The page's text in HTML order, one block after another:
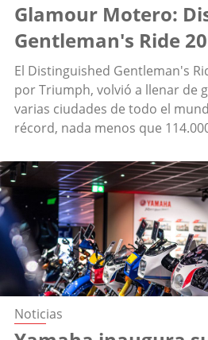
Glamour Motero:
Gentleman's Ride
El Distinguished Gentleman's
por Triumph, volvió a llenar de
varias ciudades de todo el
récord, nada menos que
Noticias